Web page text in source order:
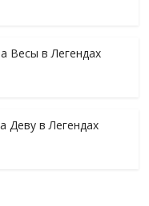
Весы в Легендах
Деву в Легендах